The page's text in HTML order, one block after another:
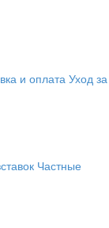
и оплата Уход за
Частные